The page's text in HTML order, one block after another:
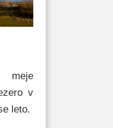
meje
v
leto.